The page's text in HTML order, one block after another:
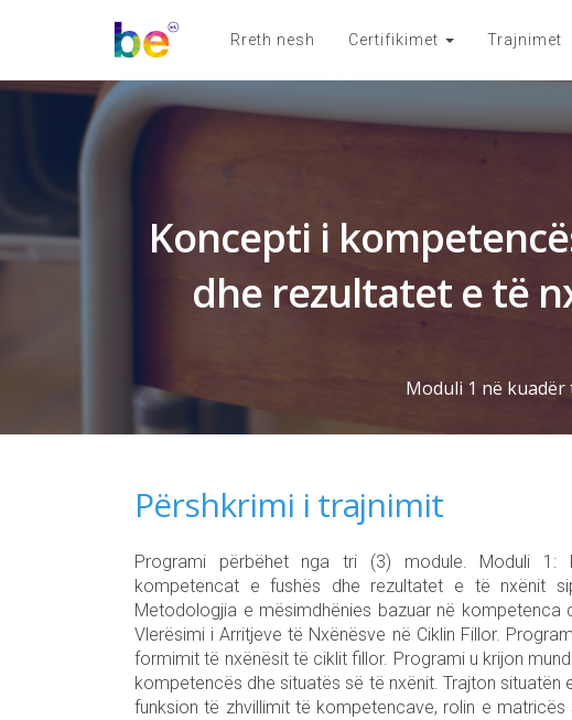
Rreth nesh Certifikimet Trajnimet
Koncepti i
dhe rezultatet e të
Moduli 1 në
Përshkrimi i trajnimit
Programi përbëhet nga tri (3) module. Moduli 1:
kompetencat e fushës dhe rezultatet e të nxënit
Metodologjia e mësimdhënies bazuar në
Vlerësimi i Arritjeve të Nxënësve në Ciklin Fillor.
formimit të nxënësit të ciklit fillor. Programi u krijon
kompetencës dhe situatës së të nxënit. Trajton situatën
funksion të zhvillimit të kompetencave, rolin e